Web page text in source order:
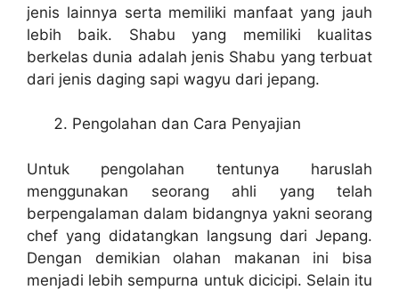
jenis lainnya serta memiliki manfaat yang jauh
lebih baik. Shabu yang memiliki kualitas
berkelas dunia adalah jenis Shabu yang terbuat
dari jenis daging sapi wagyu dari jepang.
Pengolahan dan Cara Penyajian
Untuk pengolahan tentunya haruslah
menggunakan seorang ahli yang telah
berpengalaman dalam bidangnya yakni seorang
chef yang didatangkan langsung dari Jepang.
Dengan demikian olahan makanan ini bisa
menjadi lebih sempurna untuk dicicipi. Selain itu